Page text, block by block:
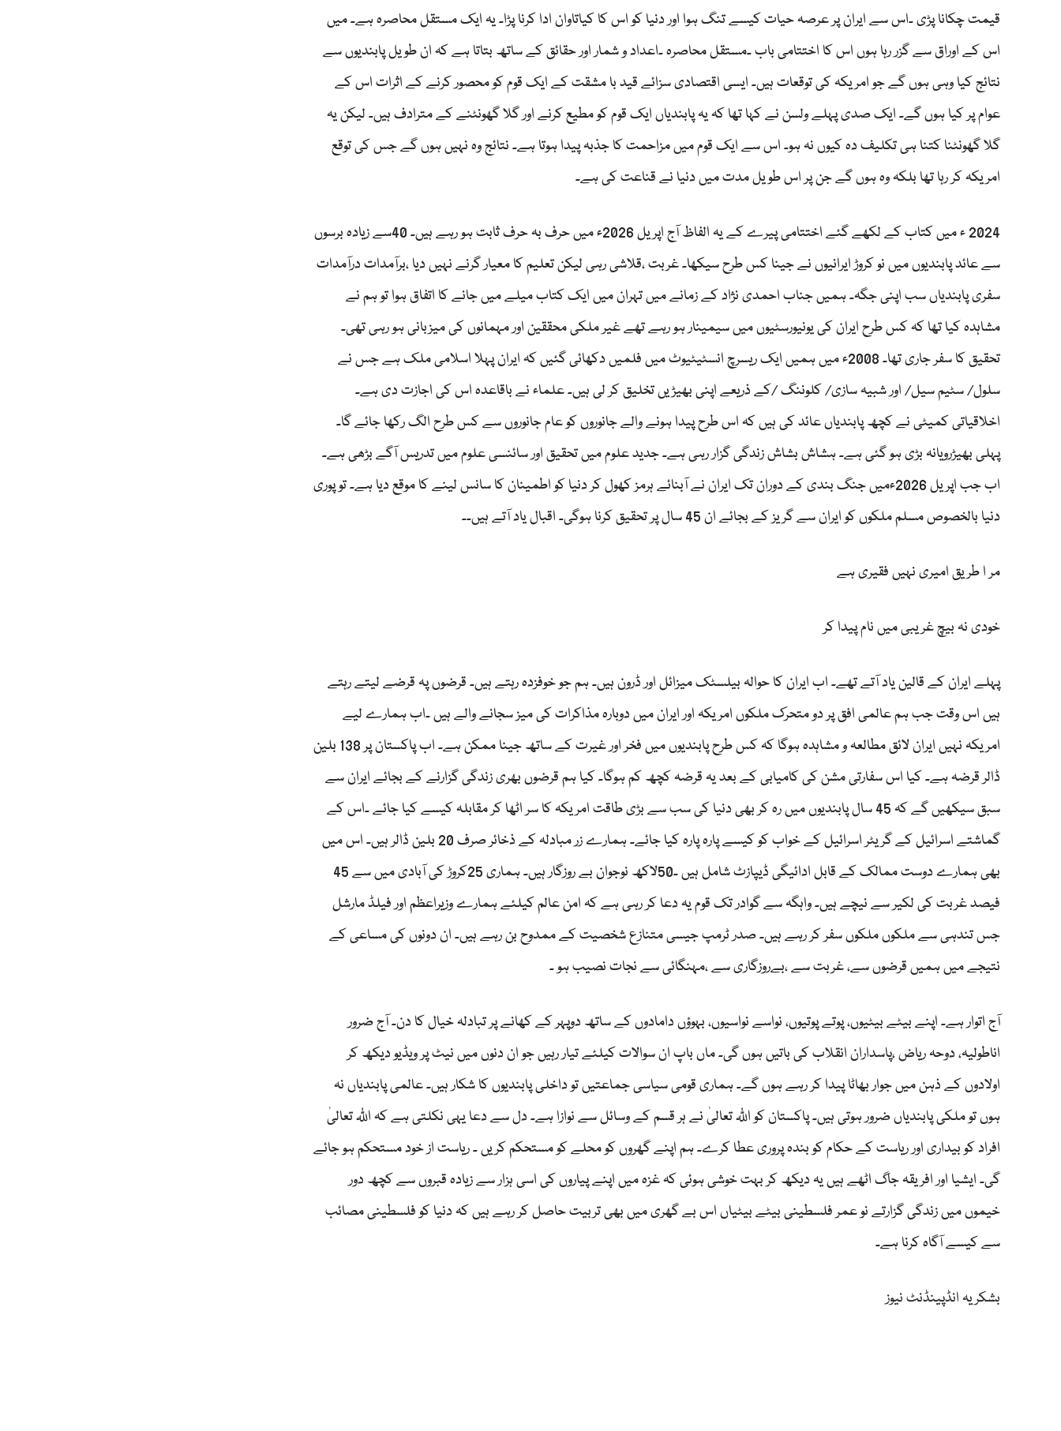
قیمت چکانا پڑی ۔اس سے ایران پر عرصہ حیات کیسے تنگ ہوا اور دنیا کو اس کا کیاتاوان ادا کرنا پڑا۔ یہ ایک مستقل محاصرہ ہے۔ میں
اس کے اوراق سے گزر رہا ہوں اس کا اختتامی باب ۔مستقل محاصرہ ۔اعداد و شمار اور حقائق کے ساتھ بتاتا ہے کہ ان طویل پابندیوں سے
نتائج کیا وہی ہوں گے جو امریکہ کی توقعات ہیں۔ ایسی اقتصادی سزائے قید با مشقت کے ایک قوم کو محصور کرنے کے اثرات اس کے
عوام پر کیا ہوں گے۔ ایک صدی پہلے ولسن نے کہا تھا کہ یہ پابندیاں ایک قوم کو مطیع کرنے اور گلا گھونٹنے کے مترادف ہیں۔ لیکن یہ
گلا گھونٹنا کتنا ہی تکلیف دہ کیوں نہ ہو۔ اس سے ایک قوم میں مزاحمت کا جذبہ پیدا ہوتا ہے۔ نتائج وہ نہیں ہوں گے جس کی توقع
امریکہ کر رہا تھا بلکہ وہ ہوں گے جن پر اس طویل مدت میں دنیا نے قناعت کی ہے۔
2024 ء میں کتاب کے لکھے گئے اختتامی پیرے کے یہ الفاظ آج اپریل 2026ء میں حرف بہ حرف ثابت ہو رہے ہیں۔ 40سے زیادہ برسوں
سے عائد پابندیوں میں نو کروڑ ایرانیوں نے جینا کس طرح سیکھا۔ غربت ،قلاشی رہی لیکن تعلیم کا معیار گرنے نہیں دیا ،برآمدات درآمدات
سفری پابندیاں سب اپنی جگہ۔ ہمیں جناب احمدی نژاد کے زمانے میں تہران میں ایک کتاب میلے میں جانے کا اتفاق ہوا تو ہم نے
مشاہدہ کیا تھا کہ کس طرح ایران کی یونیورسٹیوں میں سیمینار ہو رہے تھے غیر ملکی محققین اور مہمانوں کی میزبانی ہو رہی تھی۔
تحقیق کا سفر جاری تھا۔ 2008ء میں ہمیں ایک ریسرچ انسٹیٹیوٹ میں فلمیں دکھائی گئیں کہ ایران پہلا اسلامی ملک ہے جس نے
سلول/ سٹیم سیل/ اور شبیہ سازی/ کلوننگ /کے ذریعے اپنی بھیڑیں تخلیق کر لی ہیں۔ علماء نے باقاعدہ اس کی اجازت دی ہے۔
اخلاقیاتی کمیٹی نے کچھ پابندیاں عائد کی ہیں کہ اس طرح پیدا ہونے والے جانوروں کو عام جانوروں سے کس طرح الگ رکھا جائے گا۔
پہلی بھیڑرویانہ بڑی ہو گئی ہے۔ ہشاش بشاش زندگی گزار رہی ہے۔ جدید علوم میں تحقیق اور سائنسی علوم میں تدریس آگے بڑھی ہے۔
اب جب اپریل 2026ءمیں جنگ بندی کے دوران تک ایران نے آبنائے ہرمز کھول کر دنیا کو اطمینان کا سانس لینے کا موقع دیا ہے۔ تو پوری
دنیا بالخصوص مسلم ملکوں کو ایران سے گریز کے بجائے ان 45 سال پر تحقیق کرنا ہوگی۔ اقبال یاد آتے ہیں۔۔
مر ا طریق امیری نہیں فقیری ہے
خودی نہ بیچ غریبی میں نام پیدا کر
پہلے ایران کے قالین یاد آتے تھے۔ اب ایران کا حوالہ بیلسٹک میزائل اور ڈرون ہیں۔ ہم جو خوفزدہ رہتے ہیں۔ قرضوں پہ قرضے لیتے رہتے
ہیں اس وقت جب ہم عالمی افق پر دو متحرک ملکوں امریکہ اور ایران میں دوبارہ مذاکرات کی میز سجانے والے ہیں ۔اب ہمارے لیے
امریکہ نہیں ایران لائق مطالعہ و مشاہدہ ہوگا کہ کس طرح پابندیوں میں فخر اور غیرت کے ساتھ جینا ممکن ہے۔ اب پاکستان پر 138 بلین
ڈالر قرضہ ہے۔ کیا اس سفارتی مشن کی کامیابی کے بعد یہ قرضہ کچھ کم ہوگا۔ کیا ہم قرضوں بھری زندگی گزارنے کے بجائے ایران سے
سبق سیکھیں گے کہ 45 سال پابندیوں میں رہ کر بھی دنیا کی سب سے بڑی طاقت امریکہ کا سر اٹھا کر مقابلہ کیسے کیا جائے ۔اس کے
گماشتے اسرائیل کے گریٹر اسرائیل کے خواب کو کیسے پارہ پارہ کیا جائے۔ ہمارے زر مبادلہ کے ذخائر صرف 20 بلین ڈالر ہیں۔ اس میں
بھی ہمارے دوست ممالک کے قابل ادائیگی ڈیپازٹ شامل ہیں ۔50لاکھ نوجوان بے روزگار ہیں۔ ہماری 25کروڑ کی آبادی میں سے 45
فیصد غربت کی لکیر سے نیچے ہیں۔ واہگہ سے گوادر تک قوم یہ دعا کر رہی ہے کہ امن عالم کیلئے ہمارے وزیراعظم اور فیلڈ مارشل
جس تندہی سے ملکوں ملکوں سفر کر رہے ہیں۔ صدر ٹرمپ جیسی متنازع شخصیت کے ممدوح بن رہے ہیں۔ ان دونوں کی مساعی کے
نتیجے میں ہمیں قرضوں سے، غربت سے ،بےروزگاری سے ،مہنگائی سے نجات نصیب ہو ۔
آج اتوار ہے۔ اپنے بیٹے بیٹیوں، پوتے پوتیوں، نواسے نواسیوں، بہوؤں دامادوں کے ساتھ دوپہر کے کھانے پر تبادلہ خیال کا دن۔ آج ضرور
اناطولیہ، دوحہ ریاض ،پاسداران انقلاب کی باتیں ہوں گی۔ ماں باپ ان سوالات کیلئے تیار رہیں جو ان دنوں میں نیٹ پر ویڈیو دیکھ کر
اولادوں کے ذہن میں جوار بھاٹا پیدا کر رہے ہوں گے۔ ہماری قومی سیاسی جماعتیں تو داخلی پابندیوں کا شکار ہیں۔ عالمی پابندیاں نہ
ہوں تو ملکی پابندیاں ضرور ہوتی ہیں۔ پاکستان کو اللّٰہ تعالیٰ نے ہر قسم کے وسائل سے نوازا ہے۔ دل سے دعا یہی نکلتی ہے کہ اللّٰہ تعالیٰ
افراد کو بیداری اور ریاست کے حکام کو بندہ پروری عطا کرے۔ ہم اپنے گھروں کو محلے کو مستحکم کریں ۔ ریاست از خود مستحکم ہو جائے
گی۔ ایشیا اور افریقہ جاگ اٹھے ہیں یہ دیکھ کر بہت خوشی ہوئی کہ غزہ میں اپنے پیاروں کی اسی ہزار سے زیادہ قبروں سے کچھ دور
خیموں میں زندگی گزارتے نو عمر فلسطینی بیٹے بیٹیاں اس بے گھری میں بھی تربیت حاصل کر رہے ہیں کہ دنیا کو فلسطینی مصائب
سے کیسے آگاہ کرنا ہے۔
بشکریہ انڈپینڈنٹ نیوز